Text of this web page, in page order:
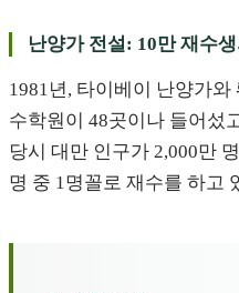
난양가 전설: 10만 재수
1981년, 타이베이 난양가
수학원이 48곳이나 들어섰
당시 대만 인구가 2,000만
명 중 1명꼴로 재수를 하고